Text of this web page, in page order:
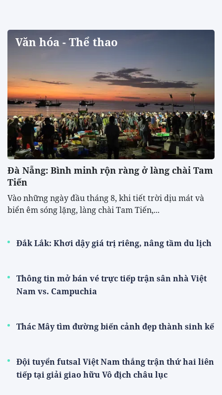
Văn hóa - Thể thao
Đà Nẵng: Bình minh rộn ràng ở làng chài Tam
Tiến
Vào những ngày đầu tháng 8, khi tiết trời dịu mát và
biển êm sóng lặng, làng chài Tam Tiến,...
Đắk Lắk: Khơi dậy giá trị riêng, nâng tầm du lịch
Thông tin mở bán vé trực tiếp trận sân nhà Việt
Nam vs. Campuchia
Thác Mây tìm đường biến cảnh đẹp thành sinh kế
Đội tuyển futsal Việt Nam thắng trận thứ hai liên
tiếp tại giải giao hữu Vô địch châu lục